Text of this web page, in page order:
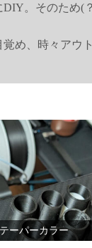
。そのため(
め、時々アウ
ーパーカラー